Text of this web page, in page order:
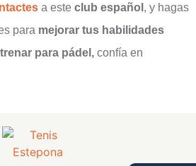
a este club español , y hagas
para mejorar tus habilidades
para pádel, confía en